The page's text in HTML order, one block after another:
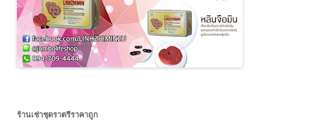
ร้านเช่าชุดราตรีราคาถูก